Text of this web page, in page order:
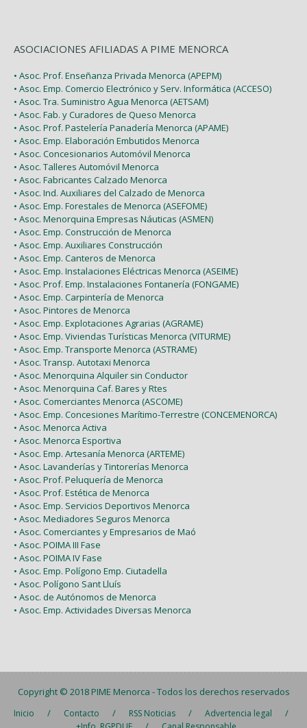
ASOCIACIONES AFILIADAS A PIME MENORCA
• Asoc. Prof. Enseñanza Privada Menorca (APEPM)
• Asoc. Emp. Comercio Electrónico y Serv. Informática (ACCESO)
• Asoc. Tra. Suministro Agua Menorca (AETSAM)
• Asoc. Fab. y Curadores de Queso Menorca
• Asoc. Prof. Pastelería Panadería Menorca (APAME)
• Asoc. Emp. Elaboración Embutidos Menorca
• Asoc. Concesionarios Automóvil Menorca
• Asoc. Talleres Automóvil Menorca
• Asoc. Fabricantes Calzado Menorca
• Asoc. Ind. Auxiliares del Calzado de Menorca
• Asoc. Emp. Forestales de Menorca (ASEFOME)
• Asoc. Menorquina Empresas Náuticas (ASMEN)
• Asoc. Emp. Construcción de Menorca
• Asoc. Emp. Auxiliares Construcción
• Asoc. Emp. Canteros de Menorca
• Asoc. Emp. Instalaciones Eléctricas Menorca (ASEIME)
• Asoc. Prof. Emp. Instalaciones Fontanería (FONGAME)
• Asoc. Emp. Carpintería de Menorca
• Asoc. Pintores de Menorca
• Asoc. Emp. Explotaciones Agrarias (AGRAME)
• Asoc. Emp. Viviendas Turísticas Menorca (VITURME)
• Asoc. Emp. Transporte Menorca (ASTRAME)
• Asoc. Transp. Autotaxi Menorca
• Asoc. Menorquina Alquiler sin Conductor
• Asoc. Menorquina Caf. Bares y Rtes
• Asoc. Comerciantes Menorca (ASCOME)
• Asoc. Emp. Concesiones Marítimo-Terrestre (CONCEMENORCA)
• Asoc. Menorca Activa
• Asoc. Menorca Esportiva
• Asoc. Emp. Artesanía Menorca (ARTEME)
• Asoc. Lavanderías y Tintorerías Menorca
• Asoc. Prof. Peluquería de Menorca
• Asoc. Prof. Estética de Menorca
• Asoc. Emp. Servicios Deportivos Menorca
• Asoc. Mediadores Seguros Menorca
• Asoc. Comerciantes y Empresarios de Maó
• Asoc. POIMA III Fase
• Asoc. POIMA IV Fase
• Asoc. Emp. Polígono Emp. Ciutadella
• Asoc. Polígono Sant Lluís
• Asoc. de Autónomos de Menorca
• Asoc. Emp. Actividades Diversas Menorca
Copyright © 2018PIME Menorca - Todos los derechos reservados
Inicio / Contacto / RSS Noticias / Advertencia legal /